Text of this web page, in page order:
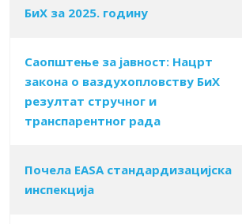
БиХ за 2025. годину
Саопштење за јавност: Нацрт
закона о ваздухопловству БиХ
резултат стручног и
транспарентног рада
Почела EASA стандардизацијска
инспекција